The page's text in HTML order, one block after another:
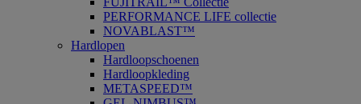
PERFORMANCE LIFE collectie
NOVABLAST™
Hardlopen
Hardloopschoenen
Hardloopkleding
METASPEED™